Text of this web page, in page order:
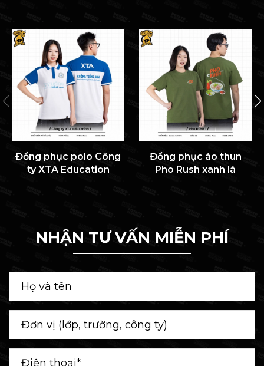
Đồng phục polo Công
ty XTA Education
Đồng phục áo thun
Pho Rush xanh lá
NHẬN TƯ VẤN MIỄN PHÍ